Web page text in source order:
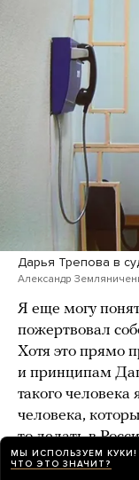
Дарья Трепова в
Александр
Я еще могу
пожертвовал
Хотя это прямо
и принципам
такого
человека,
то делать в
и заставляет их
МЫ ИСПОЛЬЗУЕМ КУКИ!
ЧТО ЭТО ЗНАЧИТ?